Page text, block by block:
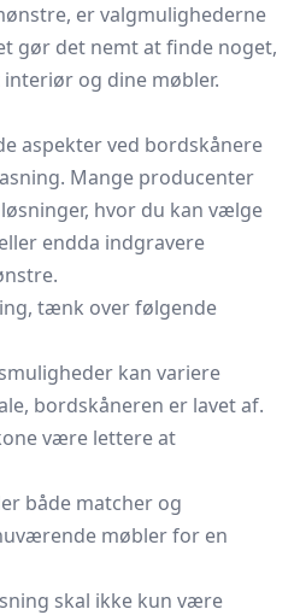
er valgmulighederne
gør det nemt at finde noget,
og dine møbler.
aspekter ved bordskånere
Mange producenter
hvor du kan vælge
endda indgravere
tænk over følgende
kan variere
bordskåneren er lavet af.
være lettere at
både matcher og
møbler for en
skal ikke kun være